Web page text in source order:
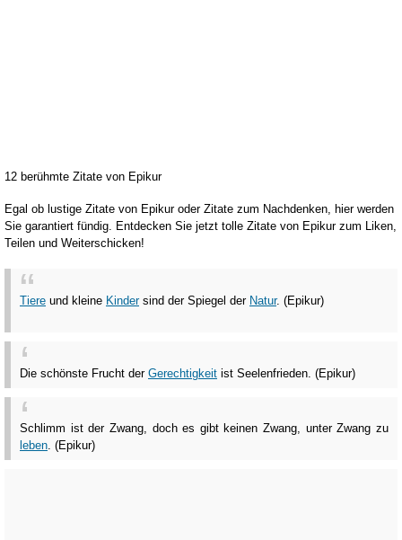
12 berühmte Zitate von Epikur
Egal ob lustige Zitate von Epikur oder Zitate zum Nachdenken, hier werden
Sie garantiert fündig. Entdecken Sie jetzt tolle Zitate von Epikur zum Liken,
Teilen und Weiterschicken!
Tiere und kleine Kindersind der Spiegel der Natur. (Epikur)
Die schönste Frucht der Gerechtigkeit ist Seelenfrieden. (Epikur)
Schlimm ist der Zwang, doch es gibt keinen Zwang, unter Zwang zu
leben. (Epikur)